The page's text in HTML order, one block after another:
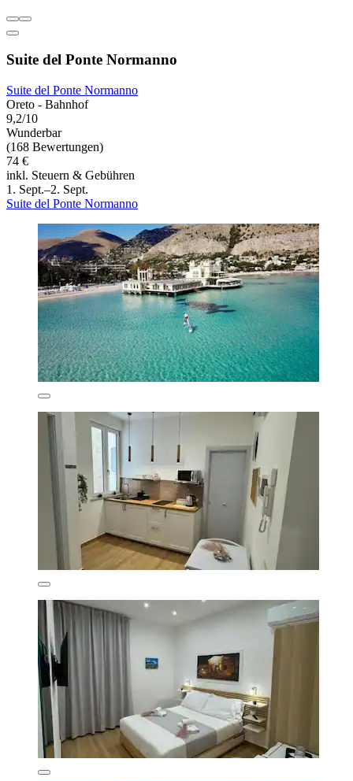
Suite del Ponte Normanno
Suite del Ponte Normanno
Oreto - Bahnhof
9,2/10
Wunderbar
(168 Bewertungen)
74 €
inkl. Steuern & Gebühren
1. Sept.–2. Sept.
Suite del Ponte Normanno